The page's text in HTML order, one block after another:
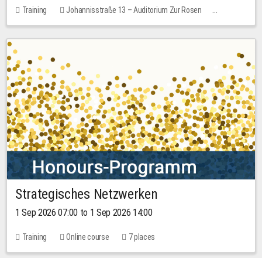
Training
Johannisstraße 13 – Auditorium Zur Rosen
No free places
30.00 EUR
Strategisches Netzwerken
1 Sep 2026 07:00 to 1 Sep 2026 14:00
Training Online course 7 places